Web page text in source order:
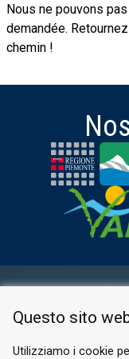
Nous ne pouvons
demandée.
chemin !
Questo sito
Utilizziamo i cookie